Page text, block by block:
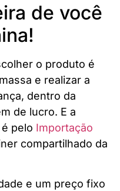
de você
o produto é
e realizar a
dentro da
de lucro. E a
pelo Importação
compartilhado da
e um preço fixo